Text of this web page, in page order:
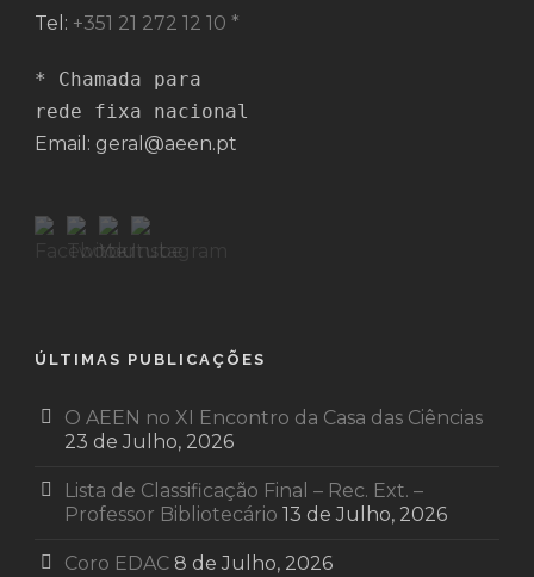
Tel: +351 21 272 12 10 *
* Chamada para
rede fixa nacional
Email: geral@aeen.pt
ÚLTIMAS PUBLICAÇÕES
O AEEN no XI Encontro da Casa das Ciências
23 de Julho, 2026
Lista de Classificação Final – Rec. Ext. –
Professor Bibliotecário 13 de Julho, 2026
Coro EDAC 8 de Julho, 2026